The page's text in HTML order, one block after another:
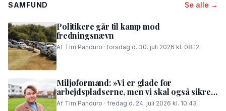
SAMFUND Se alle →
Politikere går til kamp mod
fredningsnævn
Af Tim Panduro · torsdag d. 30. juli 2026 kl. 08.12
Miljøformand: »Vi er glade for
arbejdspladserne, men vi skal også sikre,
at folk i området kan få en god nattesøvn«
Af Tim Panduro · fredag d. 24. juli 2026 kl. 10.43